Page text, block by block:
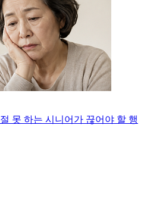
못 하는 시니어가 끊어야 할 행